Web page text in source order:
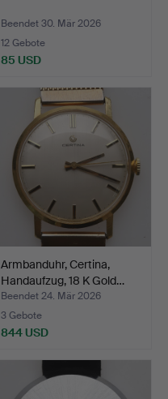
Beendet 30. Mär 2026
12 Gebote
85 USD
Armbanduhr, Certina,
Handaufzug, 18 K Gold…
Beendet 24. Mär 2026
3 Gebote
844 USD